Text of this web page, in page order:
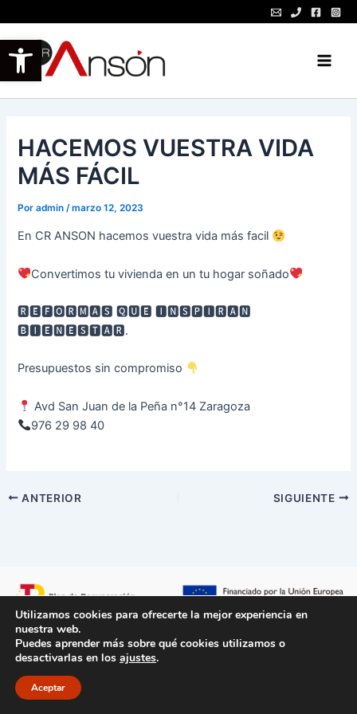
Abrir barra de herramientas
al
contenido
HACEMOS VUESTRA VIDA
MÁS FÁCIL
Poradmin /marzo 12, 2023
En CR ANSON hacemos vuestra vida más facil
Convertimos tu vivienda en un tu hogar soñado
🆁🅴🅵🅾🆁🅼🅰🆂 🆀🆄🅴 🅸🅽🆂🅿🅸🆁🅰🅽
🅱🅸🅴🅽🅴🆂🆃🅰🆁.
Presupuestos sin compromiso
Avd San Juan de la Peña n°14 Zaragoza
976 29 98 40
ANTERIOR SIGUIENTE
Aviso Legal /Políticas de Privacidad
Utilizamos cookies para ofrecerte la mejor experiencia en
nuestra web.
Puedes aprender más sobre qué cookies utilizamos o
desactivarlas en los ajustes.
Aceptar